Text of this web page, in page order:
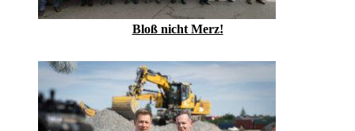
Bloß nicht Merz!